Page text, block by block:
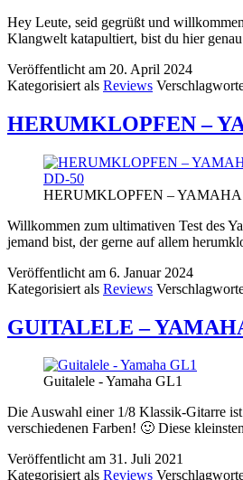
Hey Leute, seid gegrüßt und
Klangwelt katapultiert, bist du hier
Veröffentlicht am 20. April 2024
Kategorisiert als Reviews
HERUMKLOPFEN –
HERUMKLOPFEN –
Willkommen zum ultimativen Test des
jemand bist, der gerne auf allem
Veröffentlicht am 6. Januar 2024
Kategorisiert als Reviews
GUITALELE –
Guitalele - Yamaha GL1
Die Auswahl einer 1/8 Klassik-Gitarre
verschiedenen Farben! 🙂 Diese
Veröffentlicht am 31. Juli 2021
Kategorisiert als Reviews